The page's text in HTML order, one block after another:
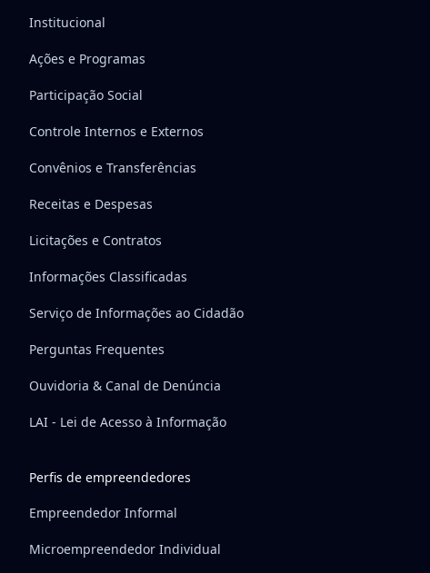
Institucional
Ações e Programas
Participação Social
Controle Internos e Externos
Convênios e Transferências
Receitas e Despesas
Licitações e Contratos
Informações Classificadas
Serviço de Informações ao Cidadão
Perguntas Frequentes
Ouvidoria & Canal de Denúncia
LAI - Lei de Acesso à Informação
Perfis de empreendedores
Empreendedor Informal
Microempreendedor Individual